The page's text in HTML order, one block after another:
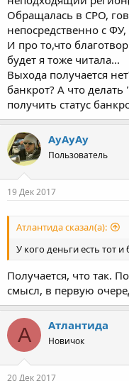
Обращалась в СРО,
непосредственно с ФУ,
И про то,что
будет я тоже читала...
Выхода получается
банкрот? А что
получить статус
АуАуАу
Пользователь
19 Дек 2017
Атлантида сказал(а):
У кого деньги есть тот и
Получается, что так.
смысл, в первую
А Атлантида
Новичок
20 Дек 2017